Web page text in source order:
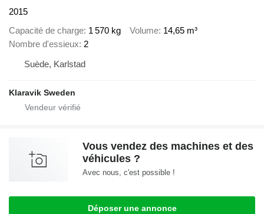
2015
Capacité de charge 1 570 kg Volume 14,65 m³
Nombre d'essieux 2
Suède, Karlstad
Klaravik Sweden
Vous vendez des machines et des
véhicules ?
Avec nous, c'est possible !
Déposer une annonce